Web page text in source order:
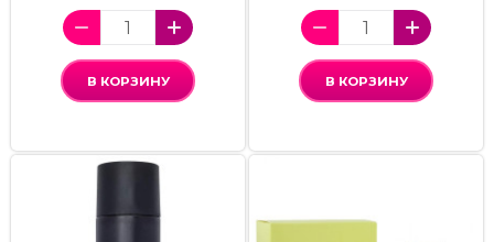
В КОРЗИНУ В КОРЗИНУ